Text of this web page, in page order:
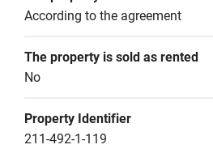
According to the agreement
The property is sold as rented
No
Property Identifier
211-492-1-119